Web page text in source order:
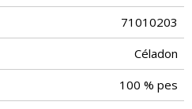
71010203
Céladon
100 % pes